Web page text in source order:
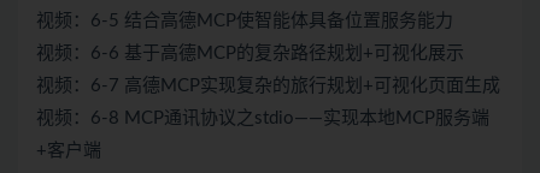
视频：6-5 结合高德MCP使智能体具备位置服务能力
视频：6-6 基于高德MCP的复杂路径规划+可视化展示
视频：6-7 高德MCP实现复杂的旅行规划+可视化页面生成
视频：6-8 MCP通讯协议之stdio——实现本地MCP服务端
+客户端